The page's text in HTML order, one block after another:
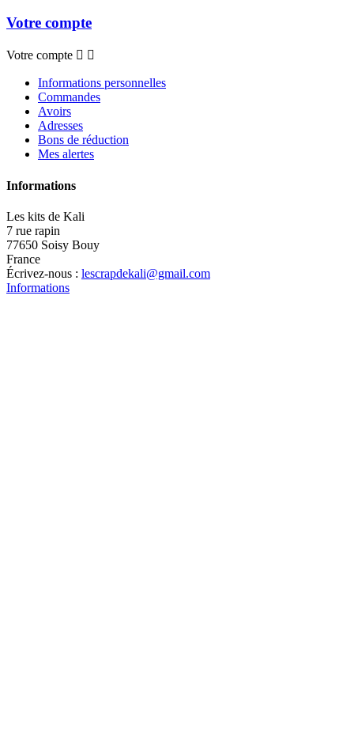
Votre compte
Votre compte  
Informations personnelles
Commandes
Avoirs
Adresses
Bons de réduction
Mes alertes
Informations
Les kits de Kali
7 rue rapin
77650 Soisy Bouy
France
Écrivez-nous : lescrapdekali@gmail.com
Informations